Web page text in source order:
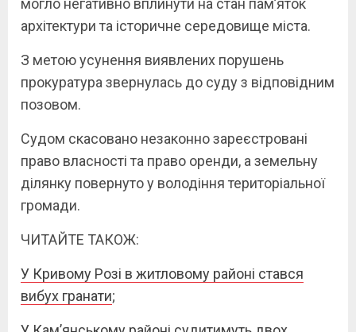
могло негативно вплинути на стан пам’яток
архітектури та історичне середовище міста.
З метою усунення виявлених порушень
прокуратура звернулась до суду з відповідним
позовом.
Судом скасовано незаконно зареєстровані
право власності та право оренди, а земельну
ділянку повернуто у володіння територіальної
громади.
ЧИТАЙТЕ ТАКОЖ:
У Кривому Розі в житловому районі стався
вибух гранати;